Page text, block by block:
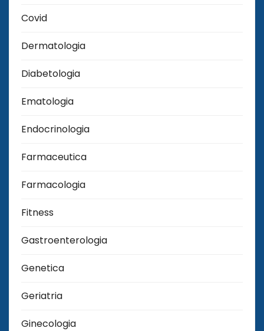
Covid
Dermatologia
Diabetologia
Ematologia
Endocrinologia
Farmaceutica
Farmacologia
Fitness
Gastroenterologia
Genetica
Geriatria
Ginecologia